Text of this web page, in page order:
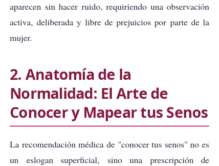
aparecen sin hacer ruido, requiriendo una observación
activa, deliberada y libre de prejuicios por parte de la
mujer.
2. Anatomía de la
Normalidad: El Arte de
Conocer y Mapear tus Senos
La recomendación médica de "conocer tus senos" no es
un eslogan superficial, sino una prescripción de